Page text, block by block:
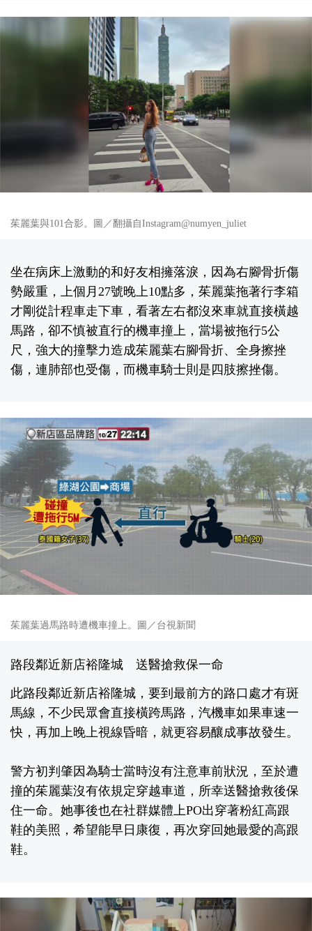
茱麗葉與101合影。圖／翻攝自Instagram@numyen_juliet
坐在病床上激動的和好友相擁落淚，因為右腳骨折傷
勢嚴重，上個月27號晚上10點多，茱麗葉拖著行李箱
才剛從計程車走下車，看著左右都沒來車就直接橫越
馬路，卻不慎被直行的機車撞上，當場被拖行5公
尺，強大的撞擊力造成茱麗葉右腳骨折、全身擦挫
傷，連肺部也受傷，而機車騎士則是四肢擦挫傷。
茱麗葉過馬路時遭機車撞上。圖／台視新聞
路段鄰近新店裕隆城 送醫搶救保一命
此路段鄰近新店裕隆城，要到最前方的路口處才有斑
馬線，不少民眾會直接橫跨馬路，汽機車如果車速一
快，再加上晚上視線昏暗，就更容易釀成事故發生。
警方初判肇因為騎士當時沒有注意車前狀況，至於遭
撞的茱麗葉沒有依規定穿越車道，所幸送醫搶救後保
住一命。她事後也在社群媒體上PO出穿著粉紅高跟
鞋的美照，希望能早日康復，再次穿回她最愛的高跟
鞋。